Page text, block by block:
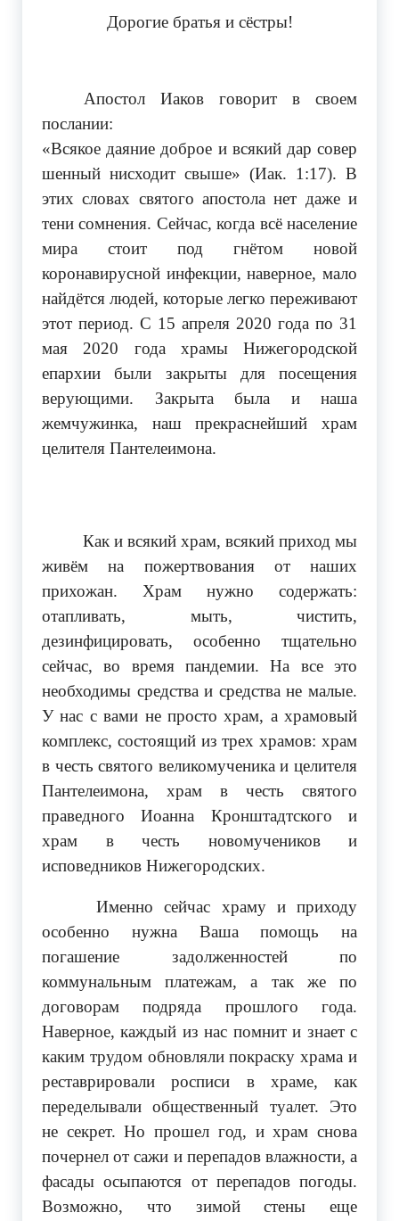
Дорогие братья и сёстры!
Апостол Иаков говорит в своем
послании:
«Всякое даяние доброе и всякий дар совер
шенный нисходит свыше» (Иак. 1:17). В
этих словах святого апостола нет даже и
тени сомнения. Сейчас, когда всё население
мира стоит под гнётом новой
коронавирусной инфекции, наверное, мало
найдётся людей, которые легко переживают
этот период. С 15 апреля 2020 года по 31
мая 2020 года храмы Нижегородской
епархии были закрыты для посещения
верующими. Закрыта была и наша
жемчужинка, наш прекраснейший храм
целителя Пантелеимона.
Как и всякий храм, всякий приход мы
живём на пожертвования от наших
прихожан. Храм нужно содержать:
отапливать, мыть, чистить,
дезинфицировать, особенно тщательно
сейчас, во время пандемии. На все это
необходимы средства и средства не малые.
У нас с вами не просто храм, а храмовый
комплекс, состоящий из трех храмов: храм
в честь святого великомученика и целителя
Пантелеимона, храм в честь святого
праведного Иоанна Кронштадтского и
храм в честь новомучеников и
исповедников Нижегородских.
Именно сейчас храму и приходу
особенно нужна Ваша помощь на
погашение задолженностей по
коммунальным платежам, а так же по
договорам подряда прошлого года.
Наверное, каждый из нас помнит и знает с
каким трудом обновляли покраску храма и
реставрировали росписи в храме, как
переделывали общественный туалет. Это
не секрет. Но прошел год, и храм снова
почернел от сажи и перепадов влажности, а
фасады осыпаются от перепадов погоды.
Возможно, что зимой стены еще